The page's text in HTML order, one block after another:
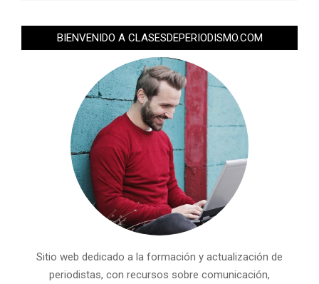
BIENVENIDO A CLASESDEPERIODISMO.COM
Sitio web dedicado a la formación y actualización de
periodistas, con recursos sobre comunicación,